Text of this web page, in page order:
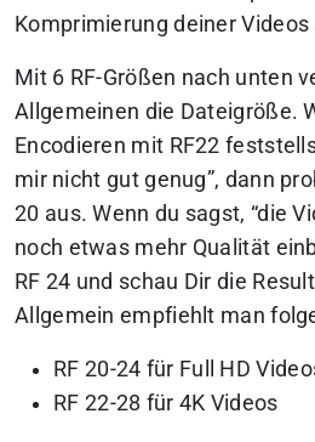
Komprimierung deiner
Mit 6 RF-Größen nach unten
Allgemeinen die Dateigröße.
Encodieren mit RF22
mir nicht gut genug”, dann
20 aus. Wenn du sagst, “die
noch etwas mehr Qualität
RF 24 und schau Dir die
Allgemein empfiehlt man
RF 20-24 für Full HD
RF 22-28 für 4K Videos